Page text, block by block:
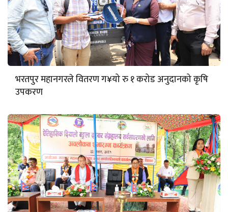
भरतपुर महानगरले वितरण ग¥यो रु १ करोड अनुदानको कृषि
उपकरण